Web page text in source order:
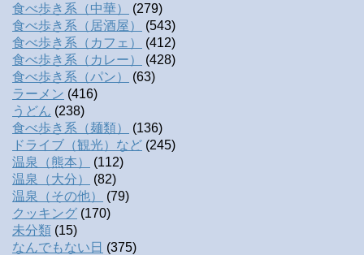
食べ歩き系（中華）
(279)
食べ歩き系（居酒屋）
(543)
食べ歩き系（カフェ）
(412)
食べ歩き系（カレー）
(428)
食べ歩き系（パン）
(63)
ラーメン (416)
うどん (238)
食べ歩き系（麺類）
(136)
ドライブ（観光）など (245)
温泉（熊本）
(112)
温泉（大分）
(82)
温泉（その他）
(79)
クッキング (170)
未分類 (15)
なんでもない日 (375)